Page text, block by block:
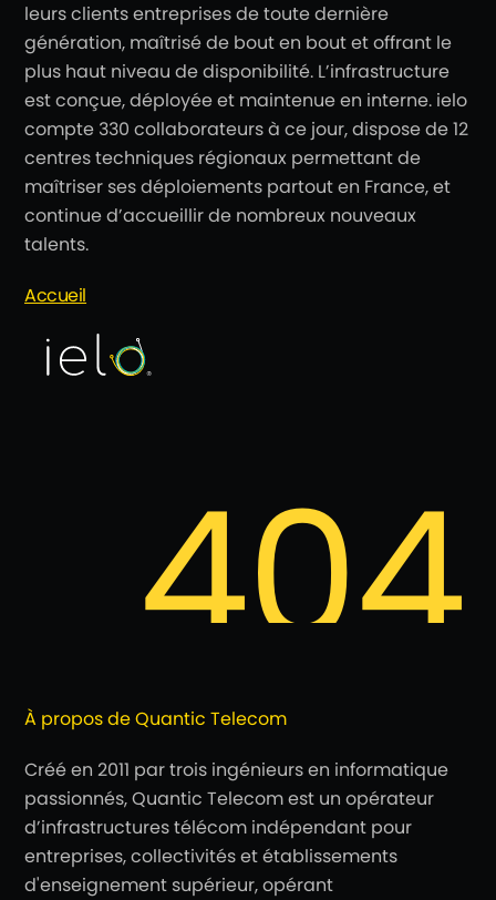
leurs clients entreprises de toute dernière
génération, maîtrisé de bout en bout et offrant le
plus haut niveau de disponibilité. L’infrastructure
est conçue, déployée et maintenue en interne. ielo
compte 330 collaborateurs à ce jour, dispose de 12
centres techniques régionaux permettant de
maîtriser ses déploiements partout en France, et
continue d’accueillir de nombreux nouveaux
talents.
Accueil
À propos de Quantic Telecom
Créé en 2011 par trois ingénieurs en informatique
passionnés, Quantic Telecom est un opérateur
d’infrastructures télécom indépendant pour
entreprises, collectivités et établissements
d'enseignement supérieur, opérant